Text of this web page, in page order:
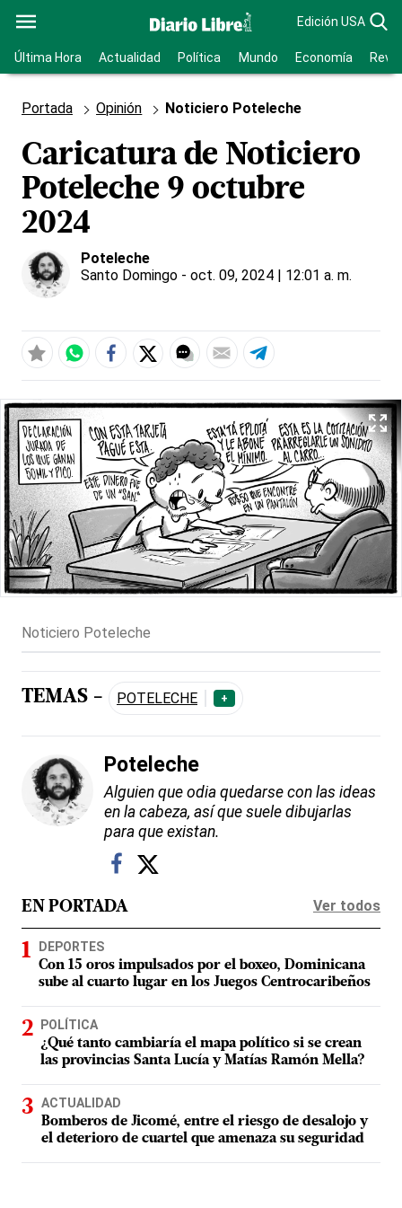
Edición USA
Última Hora Actualidad Política Mundo Economía
Portada Opinión Noticiero Poteleche
Caricatura de Noticiero
Poteleche 9 octubre
2024
Poteleche
Santo Domingo - oct. 09, 2024 | 12:01 a. m.
Noticiero Poteleche
TEMAS - POTELECHE +
Poteleche
Alguien que odia quedarse con las ideas
en la cabeza, así que suele dibujarlas
para que existan.
EN PORTADA Ver todos
DEPORTES
Con 15 oros impulsados por el boxeo, Dominicana
sube al cuarto lugar en los Juegos Centrocaribeños
POLÍTICA
¿Qué tanto cambiaría el mapa político si se crean
las provincias Santa Lucía y Matías Ramón Mella?
ACTUALIDAD
Bomberos de Jicomé, entre el riesgo de desalojo y
el deterioro de cuartel que amenaza su seguridad